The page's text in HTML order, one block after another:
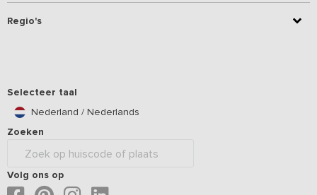
Regio's
Selecteer taal
Nederland / Nederlands
Zoeken
Volg ons op